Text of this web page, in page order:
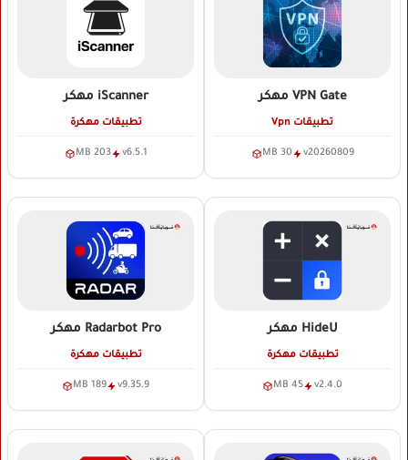
VPN Gate مهكر
تطبيقات Vpn
v20260809
30 MB
iScanner مهكر
تطبيقات مهكرة
v6.5.1
203 MB
HideU مهكر
تطبيقات مهكرة
v2.4.0
45 MB
Radarbot Pro مهكر
تطبيقات مهكرة
v9.35.9
189 MB